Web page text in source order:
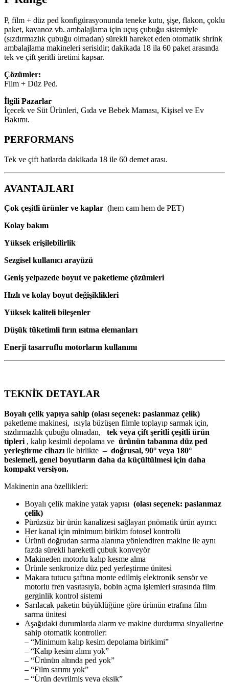
P, film + düz ped konfigürasyonunda teneke kutu, şişe, flakon, çoklu
paket, kavanoz vb. ambalajlama için uçuş çubuğu sistemiyle
(sızdırmazlık çubuğu olmadan) sürekli hareket eden otomatik shrink
ambalajlama makineleri serisidir; dakikada 18 ila 60 paket arasında
tek ve çift şeritli üretimi kapsar.
Çözümler:
Film + Düz Ped.
İlgili Pazarlar
İçecek ve Süt Ürünleri, Gıda ve Bebek Maması, Kişisel ve Ev
Bakımı.
PERFORMANS
Tek ve çift hatlarda dakikada 18 ile 60 demet arası.
AVANTAJLARI
Çok çeşitli ürünler ve kaplar (hem cam hem de PET)
Kolay bakım
Yüksek erişilebilirlik
Sezgisel kullanıcı arayüzü
Geniş yelpazede boyut ve paketleme çözümleri
Hızlı ve kolay boyut değişiklikleri
Yüksek kaliteli bileşenler
Düşük tüketimli fırın ısıtma elemanları
Enerji tasarruflu motorların kullanımı
TEKNİK DETAYLAR
Boyalı çelik yapıya sahip (olası seçenek: paslanmaz çelik)
paketleme makinesi, ısıyla büzüşen filmle toplayıp sarmak için,
sızdırmazlık çubuğu olmadan, tek veya çift şeritli çeşitli ürün
tipleri , kalıp kesimli depolama ve ürünün tabanına düz ped
yerleştirme cihazı ile birlikte – doğrusal, 90° veya 180°
beslemeli, genel boyutların daha da küçültülmesi için daha
kompakt versiyon.
Makinenin ana özellikleri:
Boyalı çelik makine yatak yapısı (olası seçenek: paslanmaz
çelik)
Pürüzsüz bir ürün kanalizesi sağlayan pnömatik ürün ayırıcı
Her kanal için minimum birikim fotosel kontrolü
Ürünü doğrudan sarma alanına yönlendiren makine ile aynı
fazda sürekli hareketli çubuk konveyör
Makineden motorlu kalıp kesme alma
Ürünle senkronize düz ped yerleştirme ünitesi
Makara tutucu şaftına monte edilmiş elektronik sensör ve
motorlu fren vasıtasıyla, bobin açma işlemleri sırasında film
gerginlik kontrol sistemi
Sarılacak paketin büyüklüğüne göre ürünün etrafına film
sarma ünitesi
Aşağıdaki durumlarda alarm ve makine durdurma sinyallerine
sahip otomatik kontroller:
– “Minimum kalıp kesim depolama birikimi”
– “Kalıp kesim alımı yok”
– “Ürünün altında ped yok”
– “Film sarımı yok”
– “Ürün devrilmiş veya eksik”